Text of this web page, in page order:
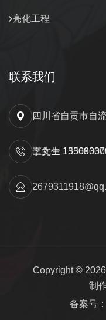
亮化工程
联系我们
四川省自贡市自
匡先生
李女士
Copyright ©
制
备案号